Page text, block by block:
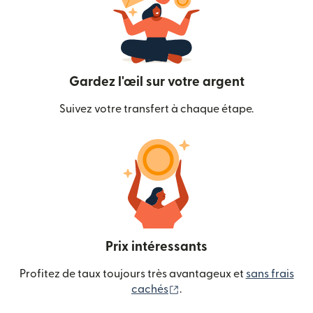
Gardez l'œil sur votre argent
Suivez votre transfert à chaque étape.
Prix intéressants
Profitez de taux toujours très avantageux et sans frais
cachés
.